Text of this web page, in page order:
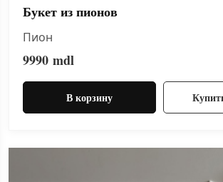
Букет из пионов
Пион
9990 mdl
В корзину